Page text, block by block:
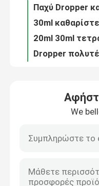
Ποιοτικός έλεγχος
επαφή
Καλλυντικό χωρίς
Καλλυντικό βάζο
We